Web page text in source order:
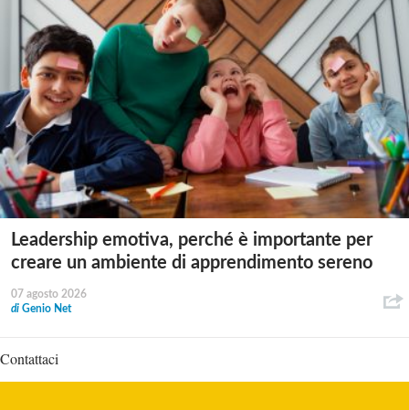
Leadership emotiva, perché è importante per
creare un ambiente di apprendimento sereno
07 agosto 2026
di Genio Net
Contattaci